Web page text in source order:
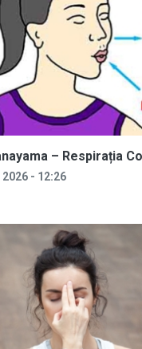
– Respirația
- 12:26